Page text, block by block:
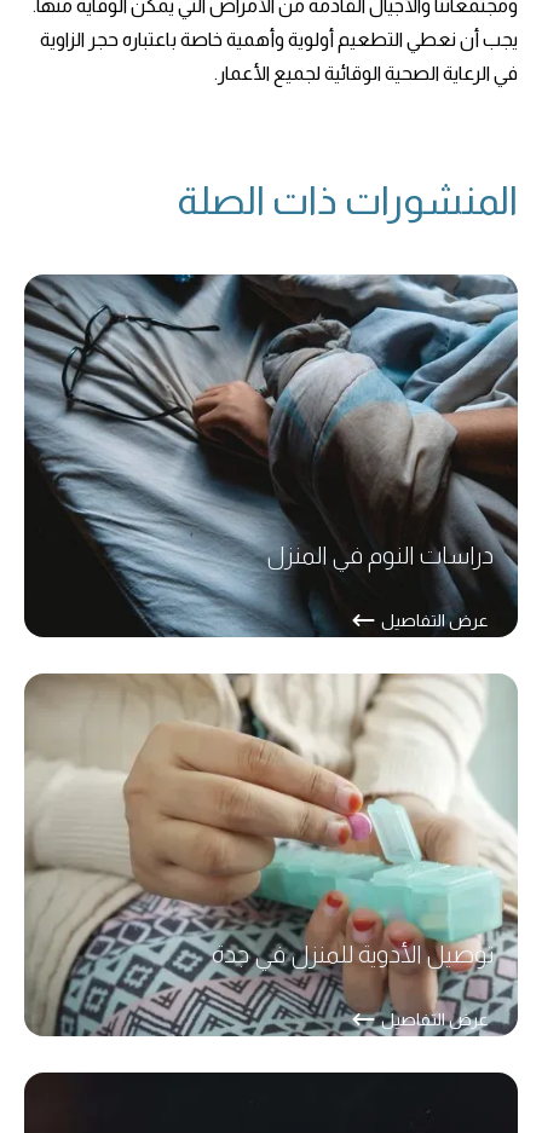
ومجتمعاتنا والأجيال القادمة من الأمراض التي يمكن الوقاية منها.
يجب أن نعطي التطعيم أولوية وأهمية خاصة باعتباره حجر الزاوية
في الرعاية الصحية الوقائية لجميع الأعمار.
المنشورات ذات الصلة
دراسات النوم في المنزل
عرض التفاصيل
توصيل الأدوية للمنزل في جدة
عرض التفاصيل